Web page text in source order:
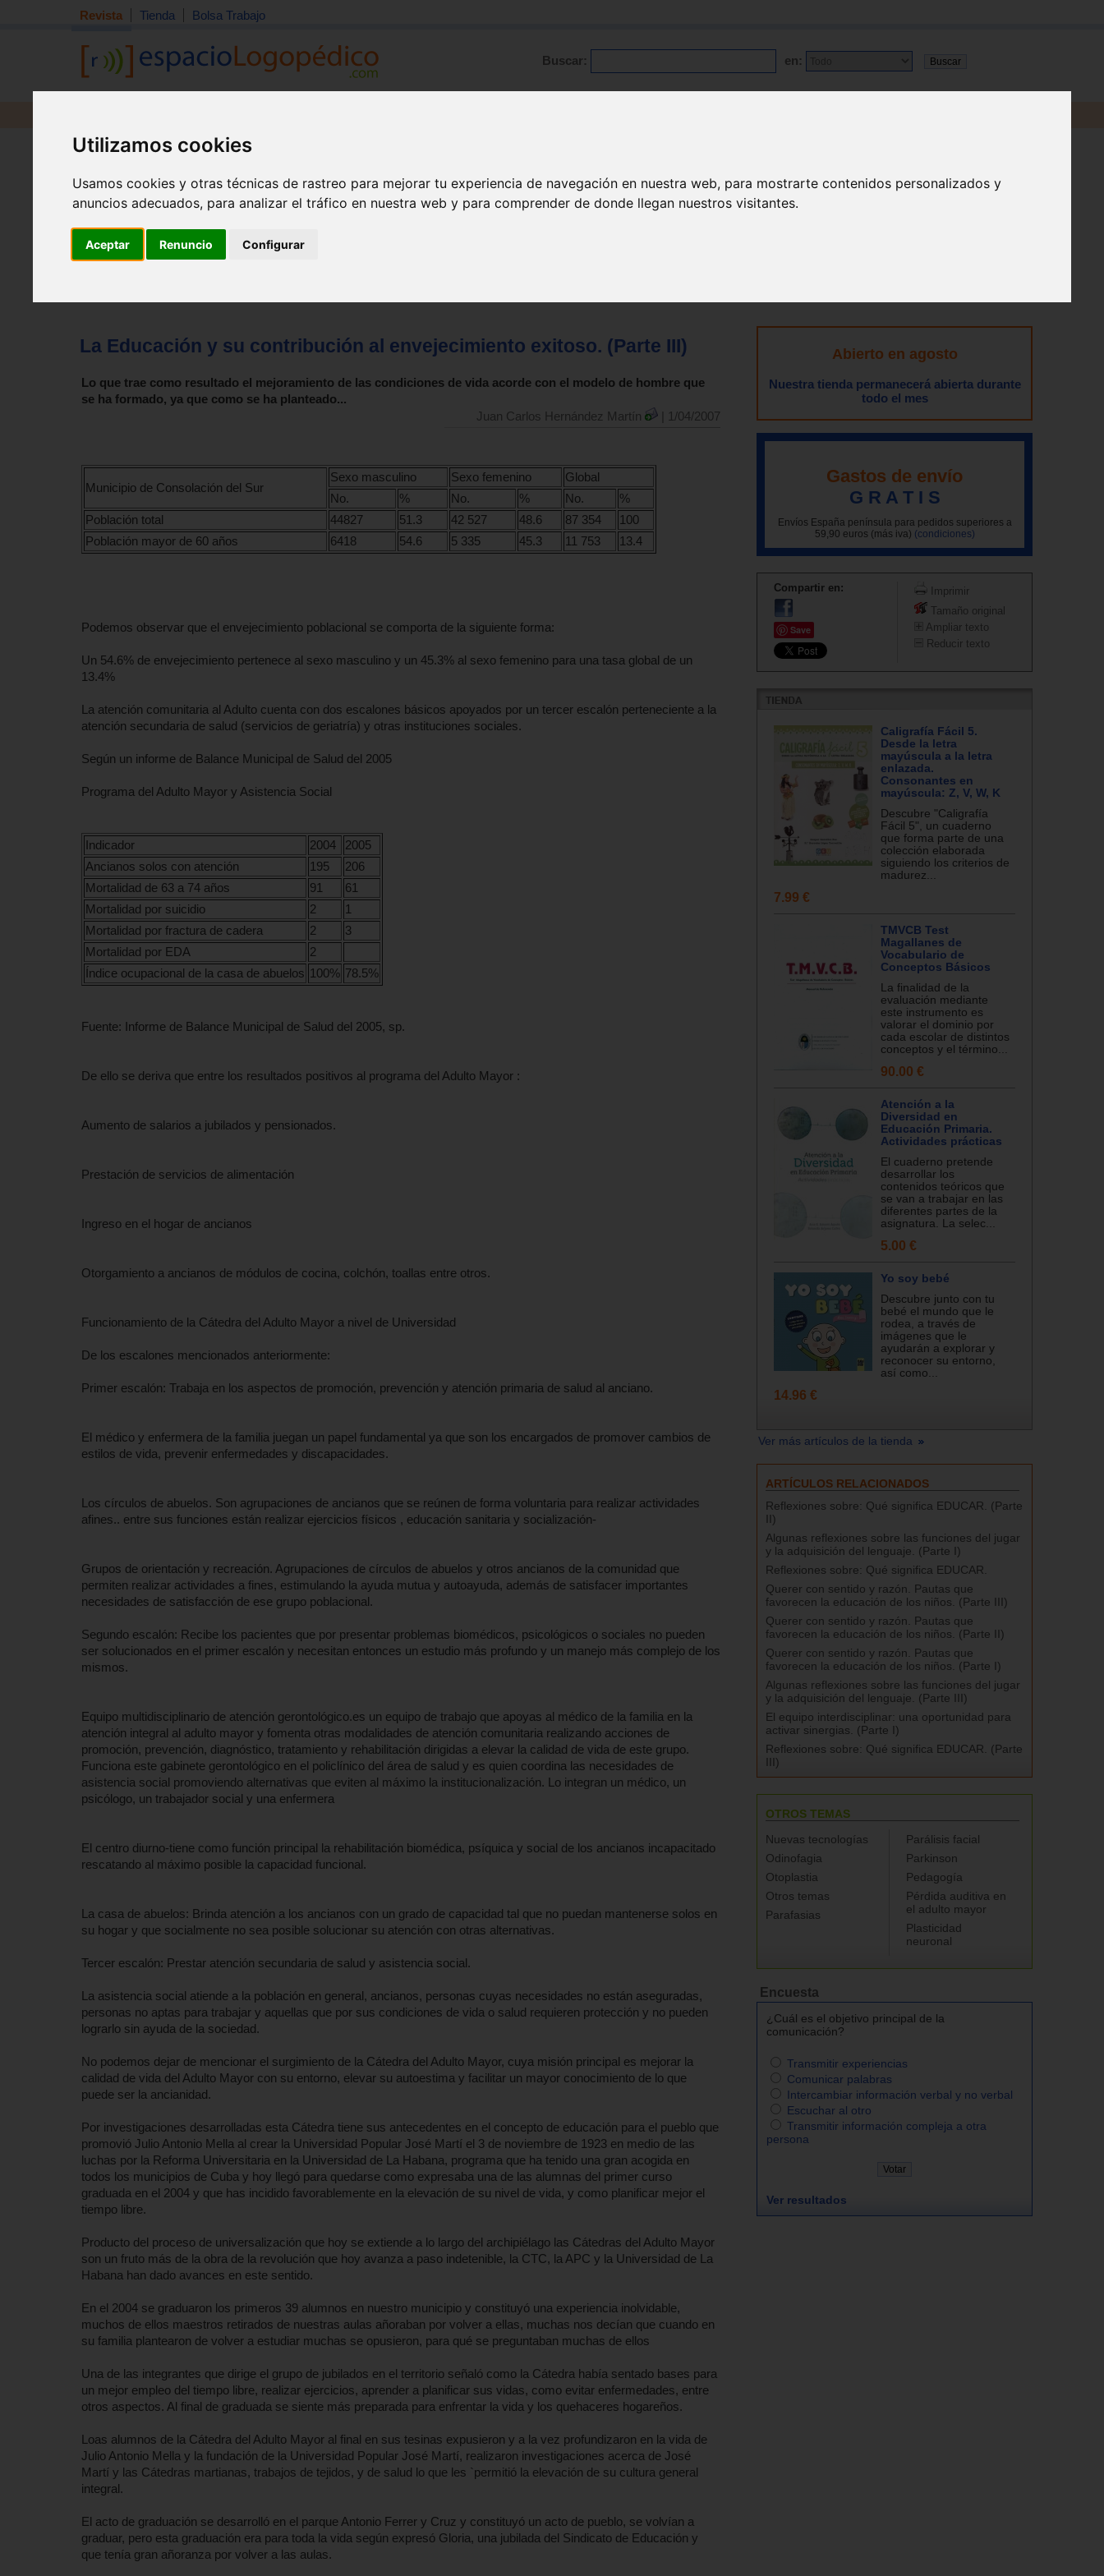
Utilizamos cookies
Usamos cookies y otras técnicas de rastreo para mejorar tu experiencia de navegación en nuestra web, para mostrarte contenidos personalizados y
anuncios adecuados, para analizar el tráfico en nuestra web y para comprender de donde llegan nuestros visitantes.
Aceptar Renuncio Configurar
Revista Tienda Bolsa Trabajo
Buscar: en:
Tema quincena |Detección|Orientación
La Educación y su contribución al envejecimiento exitoso. (Parte III)
Lo que trae como resultado el mejoramiento de las condiciones de vida acorde con el modelo de hombre que
se ha formado, ya que como se ha planteado...
Juan Carlos Hernández Martín
| 1/04/2007
Municipio de Consolación del Sur
Sexo masculino Sexo femenino
Global
No.
% No. % No.
%
Población total
44827 51.3 42 527 48.6 87 354
100
Población mayor de 60 años
6418 54.6 5 335 45.3 11 753 13.4
Podemos observar que el envejecimiento poblacional se comporta de la siguiente forma:
Un 54.6% de envejecimiento pertenece al sexo masculino y un 45.3% al sexo femenino para una tasa global de un
13.4%
La atención comunitaria al Adulto cuenta con dos escalones básicos apoyados por un tercer escalón perteneciente a la
atención secundaria de salud (servicios de geriatría) y otras instituciones sociales.
Según un informe de Balance Municipal de Salud del 2005
Programa del Adulto Mayor y Asistencia Social
Indicador 2004
2005
Ancianos solos con atención
195
206
Mortalidad de 63 a 74 años
91
61
Mortalidad por suicidio
2
1
Mortalidad por fractura de cadera
2
3
Mortalidad por EDA
2
Índice ocupacional de la casa de abuelos 100% 78.5%
Fuente: Informe de Balance Municipal de Salud del 2005, sp.
De ello se deriva que entre los resultados positivos al programa del Adulto Mayor :
Aumento de salarios a jubilados y pensionados.
Prestación de servicios de alimentación
Ingreso en el hogar de ancianos
Otorgamiento a ancianos de módulos de cocina, colchón, toallas entre otros.
Funcionamiento de la Cátedra del Adulto Mayor a nivel de Universidad
De los escalones mencionados anteriormente:
Primer escalón: Trabaja en los aspectos de promoción, prevención y atención primaria de salud al anciano.
El médico y enfermera de la familia juegan un papel fundamental ya que son los encargados de promover cambios de
estilos de vida, prevenir enfermedades y discapacidades.
Los círculos de abuelos. Son agrupaciones de ancianos que se reúnen de forma voluntaria para realizar actividades
afines.. entre sus funciones están realizar ejercicios físicos , educación sanitaria y socialización-
Grupos de orientación y recreación. Agrupaciones de círculos de abuelos y otros ancianos de la comunidad que
permiten realizar actividades a fines, estimulando la ayuda mutua y autoayuda, además de satisfacer importantes
necesidades de satisfacción de ese grupo poblacional.
Segundo escalón: Recibe los pacientes que por presentar problemas biomédicos, psicológicos o sociales no pueden
ser solucionados en el primer escalón y necesitan entonces un estudio más profundo y un manejo más complejo de los
mismos.
Equipo multidisciplinario de atención gerontológico.es un equipo de trabajo que apoyas al médico de la familia en la
atención integral al adulto mayor y fomenta otras modalidades de atención comunitaria realizando acciones de
promoción, prevención, diagnóstico, tratamiento y rehabilitación dirigidas a elevar la calidad de vida de este grupo.
Funciona este gabinete gerontológico en el policlínico del área de salud y es quien coordina las necesidades de
asistencia social promoviendo alternativas que eviten al máximo la institucionalización. Lo integran un médico, un
psicólogo, un trabajador social y una enfermera
El centro diurno-tiene como función principal la rehabilitación biomédica, psíquica y social de los ancianos incapacitado
rescatando al máximo posible la capacidad funcional.
La casa de abuelos: Brinda atención a los ancianos con un grado de capacidad tal que no puedan mantenerse solos en
su hogar y que socialmente no sea posible solucionar su atención con otras alternativas.
Tercer escalón: Prestar atención secundaria de salud y asistencia social.
La asistencia social atiende a la población en general, ancianos, personas cuyas necesidades no están aseguradas,
personas no aptas para trabajar y aquellas que por sus condiciones de vida o salud requieren protección y no pueden
lograrlo sin ayuda de la sociedad.
No podemos dejar de mencionar el surgimiento de la Cátedra del Adulto Mayor, cuya misión principal es mejorar la
calidad de vida del Adulto Mayor con su entorno, elevar su autoestima y facilitar un mayor conocimiento de lo que
puede ser la ancianidad.
Por investigaciones desarrolladas esta Cátedra tiene sus antecedentes en el concepto de educación para el pueblo que
promovió Julio Antonio Mella al crear la Universidad Popular José Martí el 3 de noviembre de 1923 en medio de las
luchas por la Reforma Universitaria en la Universidad de La Habana, programa que ha tenido una gran acogida en
todos los municipios de Cuba y hoy llegó para quedarse como expresaba una de las alumnas del primer curso
graduada en el 2004 y que has incidido favorablemente en la elevación de su nivel de vida, y como planificar mejor el
tiempo libre.
Producto del proceso de universalización que hoy se extiende a lo largo del archipiélago las Cátedras del Adulto Mayor
son un fruto más de la obra de la revolución que hoy avanza a paso indetenible, la CTC, la APC y la Universidad de La
Habana han dado avances en este sentido.
En el 2004 se graduaron los primeros 39 alumnos en nuestro municipio y constituyó una experiencia inolvidable,
muchos de ellos maestros retirados de nuestras aulas añoraban por volver a ellas, muchas nos decían que cuando en
su familia plantearon de volver a estudiar muchas se opusieron, para qué se preguntaban muchas de ellos
Una de las integrantes que dirige el grupo de jubilados en el territorio señaló como la Cátedra había sentado bases para
un mejor empleo del tiempo libre, realizar ejercicios, aprender a planificar sus vidas, como evitar enfermedades, entre
otros aspectos. Al final de graduada se siente más preparada para enfrentar la vida y los quehaceres hogareños.
Loas alumnos de la Cátedra del Adulto Mayor al final en sus tesinas expusieron y a la vez profundizaron en la vida de
Julio Antonio Mella y la fundación de la Universidad Popular José Martí, realizaron investigaciones acerca de José
Martí y las Cátedras martianas, trabajos de tejidos, y de salud lo que les `permitió la elevación de su cultura general
integral.
El acto de graduación se desarrolló en el parque Antonio Ferrer y Cruz y constituyó un acto de pueblo, se volvían a
graduar, pero esta graduación era para toda la vida según expresó Gloria, una jubilada del Sindicato de Educación y
que tenía gran añoranza por volver a las aulas.
Abierto en agosto
Nuestra tienda permanecerá abierta durante
todo el mes
Gastos de envío
G R A T I S
Envíos España península para pedidos superiores a
59,90 euros (más iva) (condiciones)
Compartir en:
Save
Imprimir
Tamaño original
Ampliar texto
Reducir texto
Caligrafía Fácil 5.
Desde la letra
mayúscula a la letra
enlazada.
Consonantes en
mayúscula: Z, V, W, K
Descubre "Caligrafía
Fácil 5", un cuaderno
que forma parte de una
colección elaborada
siguiendo los criterios de
madurez...
7.99 €
TMVCB Test
Magallanes de
Vocabulario de
Conceptos Básicos
La finalidad de la
evaluación mediante
este instrumento es
valorar el dominio por
cada escolar de distintos
conceptos y el término...
90.00 €
Atención a la
Diversidad en
Educación Primaria.
Actividades prácticas
El cuaderno pretende
desarrollar los
contenidos teóricos que
se van a trabajar en las
diferentes partes de la
asignatura. La selec...
5.00 €
Yo soy bebé
Descubre junto con tu
bebé el mundo que le
rodea, a través de
imágenes que le
ayudarán a explorar y
reconocer su entorno,
así como...
14.96 €
Ver más artículos de la tienda
ARTÍCULOS RELACIONADOS
Reflexiones sobre: Qué significa EDUCAR. (Parte
II)
Algunas reflexiones sobre las funciones del jugar
y la adquisición del lenguaje. (Parte I)
Reflexiones sobre: Qué significa EDUCAR.
Querer con sentido y razón. Pautas que
favorecen la educación de los niños. (Parte III)
Querer con sentido y razón. Pautas que
favorecen la educación de los niños. (Parte II)
Querer con sentido y razón. Pautas que
favorecen la educación de los niños. (Parte I)
Algunas reflexiones sobre las funciones del jugar
y la adquisición del lenguaje. (Parte III)
El equipo interdisciplinar: una oportunidad para
activar sinergias. (Parte I)
Reflexiones sobre: Qué significa EDUCAR. (Parte
III)
OTROS TEMAS
Nuevas tecnologías
Odinofagia
Otoplastia
Otros temas
Parafasias
Parálisis facial
Parkinson
Pedagogía
Pérdida auditiva en
el adulto mayor
Plasticidad
neuronal
Encuesta
¿Cuál es el objetivo principal de la
comunicación?
Transmitir experiencias
Comunicar palabras
Intercambiar información verbal y no verbal
Escuchar al otro
Transmitir información compleja a otra
persona
Ver resultados